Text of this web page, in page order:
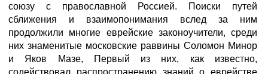
союзу с православной Россией. Поиски путей
сближения и взаимопонимания вслед за ним
продолжили многие еврейские законоучители, среди
них знаменитые московские раввины Соломон Минор
и Яков Мазе, Первый из них, как известно,
содействовал распространению знаний о еврействе